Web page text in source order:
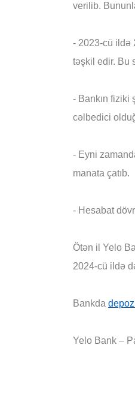
verilib.
- 2023-cü ildə
təşkil edir. Bu
- Bankın fiziki
cəlbedici
- Eyni
manata çatıb.
- Hesabat
Ötən il Yelo
2024-cü ildə
Bankda
Yelo Bank –